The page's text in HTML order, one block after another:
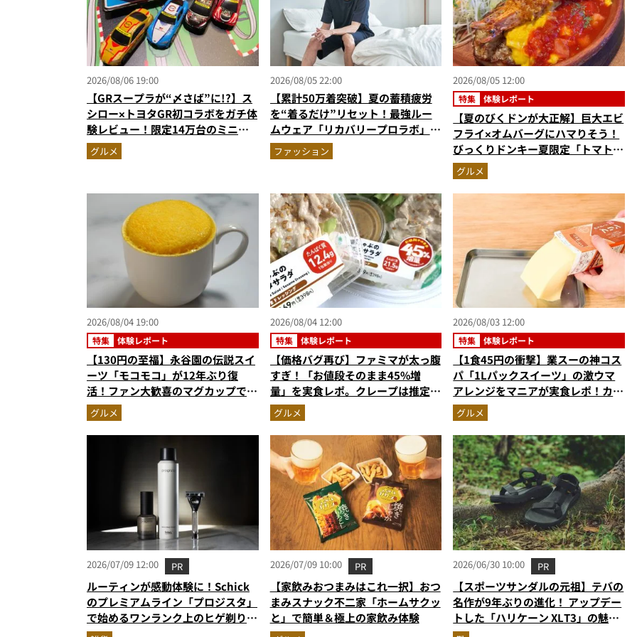
2026/08/06 19:00
【GRスープラが“〆さば”に!?】ス
シロー×トヨタGR初コラボをガチ体
験レビュー！限定14万台のミニカ
ー＆体験型演出に大人も子供も大興
奮間違いなし
グルメ
2026/08/05 22:00
【累計50万着突破】夏の蓄積疲労
を“着るだけ”リセット！最強ルー
ムウェア「リカバリープロラボ」に
新色登場
ファッション
2026/08/05 12:00
特集 体験レポート
【夏のびくドンが大正解】巨大エビ
フライ×オムバーグにハマりそう！
びっくりドンキー夏限定「トマト弾
けるハンバーグ」を実食レビュー
グルメ
2026/08/04 19:00
特集 体験レポート
【130円の至福】永谷園の伝説スイ
ーツ「モコモコ」が12年ぶり復
活！ファン大歓喜のマグカップで作
る絶品ケーキを食べたらやっぱり最
高にウマかった
グルメ
2026/08/04 12:00
特集 体験レポート
【価格バグ再び】ファミマが太っ腹
すぎ！「お値段そのまま45%増
量」を実食レポ。クレープは推定
59%増の衝撃的な大盤振る舞い
グルメ
2026/08/03 12:00
特集 体験レポート
【1食45円の衝撃】業スーの神コス
パ「1Lパックスイーツ」の激ウマ
アレンジをマニアが実食レポ！カス
タードプリン、杏仁豆腐…夏休みの
おやつに最強すぎた
グルメ
2026/07/09 12:00 PR
ルーティンが感動体験に！Schick
のプレミアムライン「プロジスタ」
で始めるワンランク上のヒゲ剃り習
慣
2026/07/09 10:00 PR
【家飲みおつまみはこれ一択】おつ
まみスナック不二家「ホームサクッ
と」で簡単＆極上の家飲み体験
2026/06/30 10:00 PR
【スポーツサンダルの元祖】テバの
名作が9年ぶりの進化！ アップデー
トした「ハリケーン XLT3」の魅力
を識者があらゆる角度から徹底解